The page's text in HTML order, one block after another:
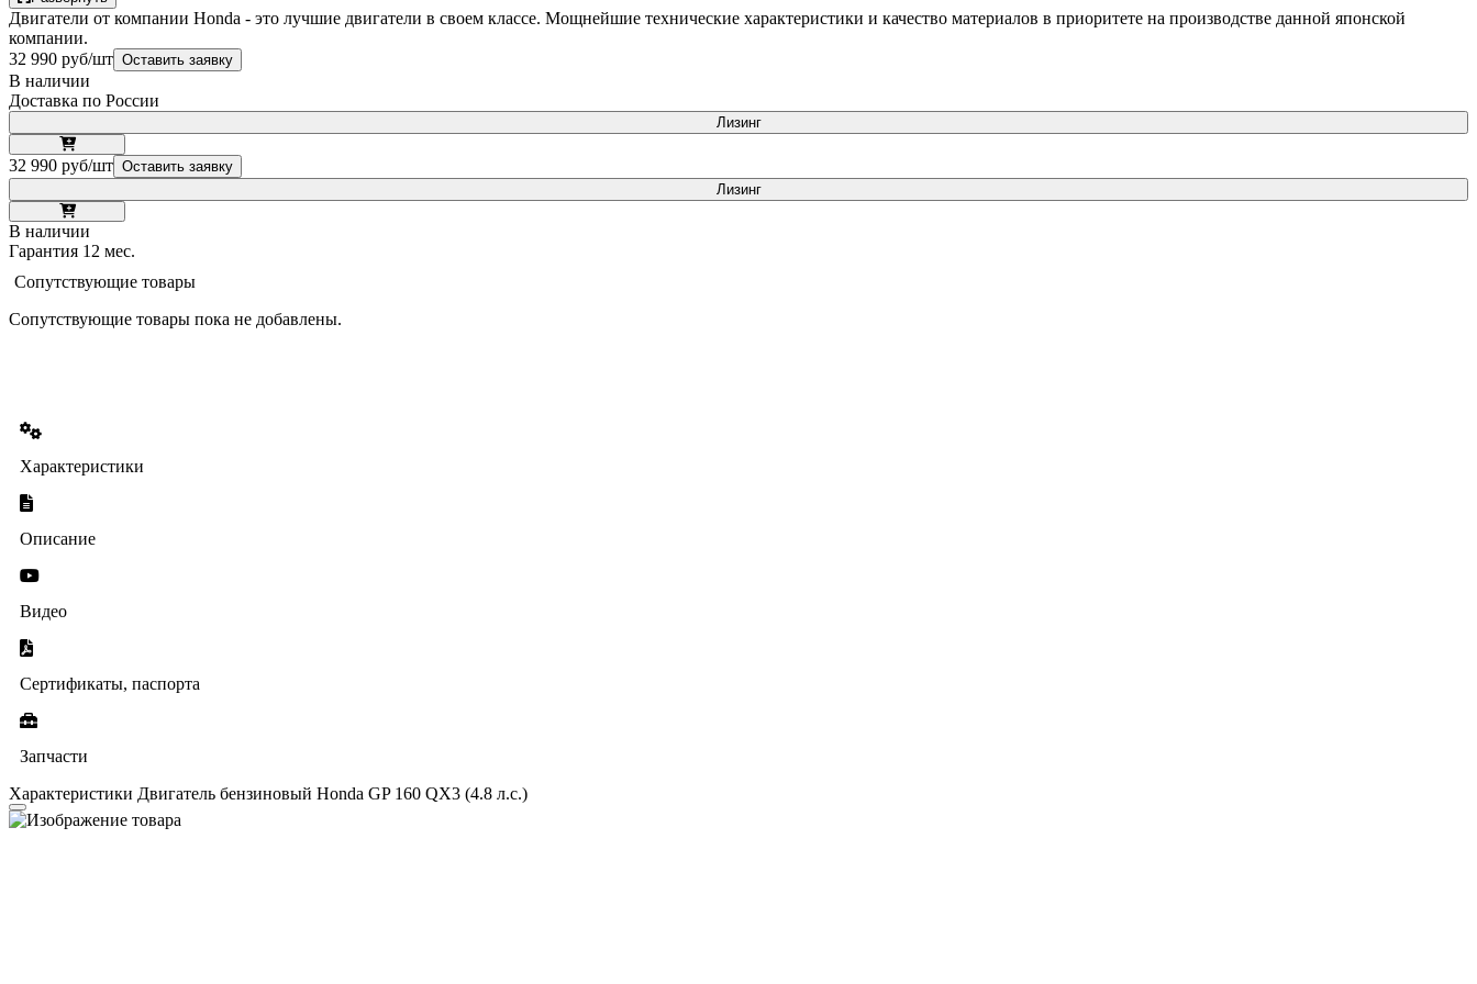
Двигатели от компании Honda - это лучшие двигатели в своем классе. Мощнейшие технические характеристики и качество материалов в приоритете на производстве данной японской
компании.
32 990 руб/шт Оставить заявку
В наличии
Доставка по России
Лизинг
32 990 руб/шт Оставить заявку
Лизинг
В наличии
Гарантия 12 мес.
Сопутствующие товары
Сопутствующие товары пока не добавлены.
Характеристики
Описание
Видео
Сертификаты, паспорта
Запчасти
Характеристики Двигатель бензиновый Honda GP 160 QX3 (4.8 л.с.)